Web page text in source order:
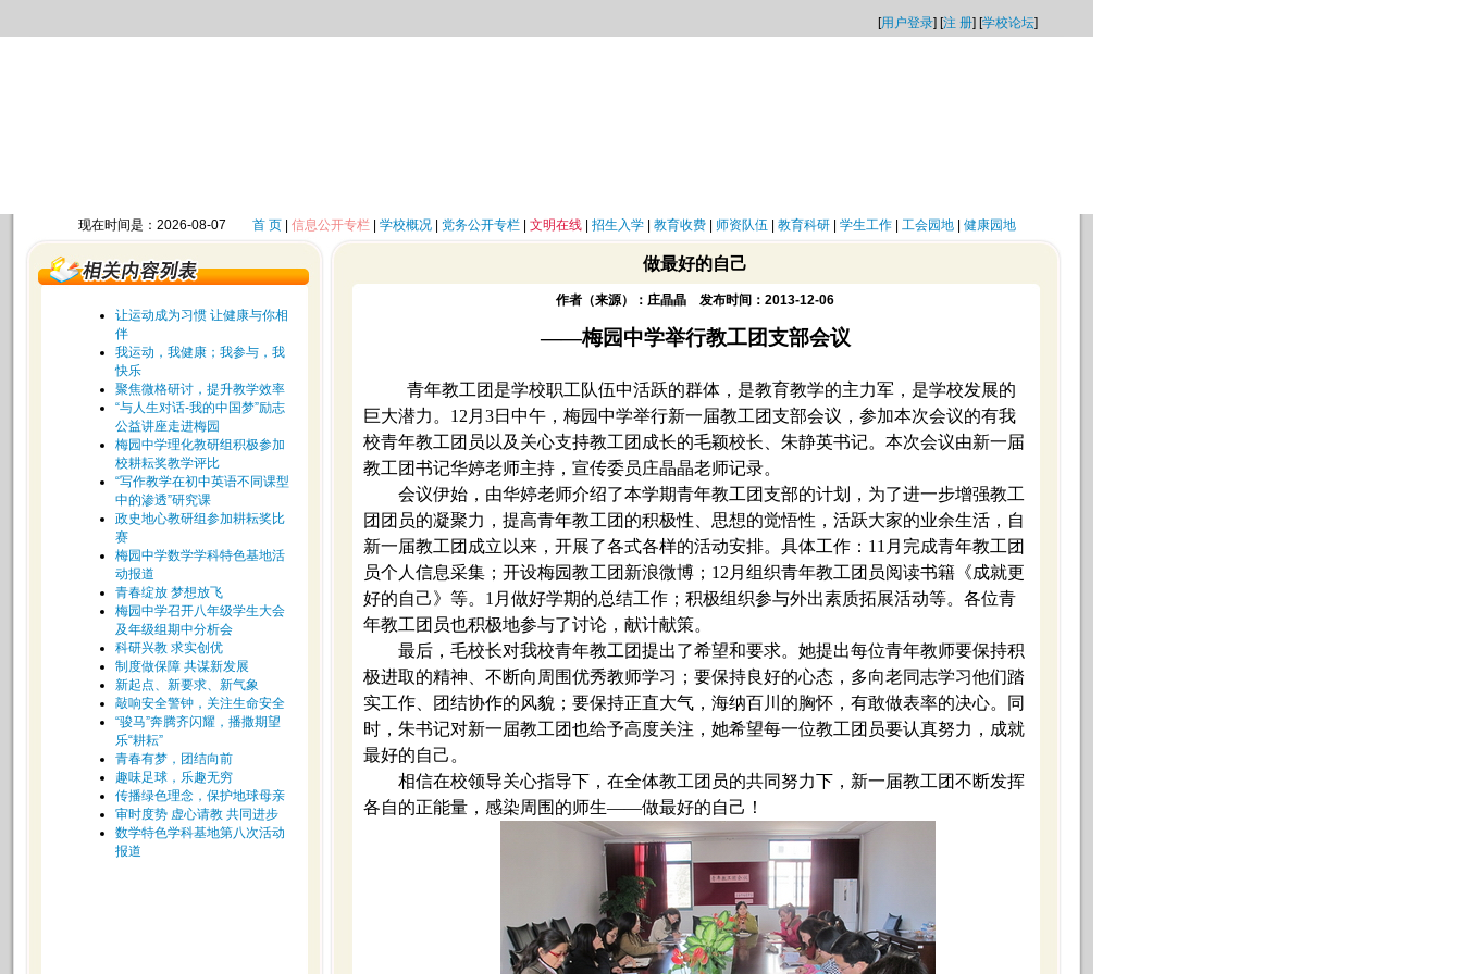
[用户登录] [注 册] [学校论坛]
现在时间是：2026-08-07 首 页| 信息公开专栏| 学校概况| 党务公开专栏| 文明在线| 招生入学| 教育收费| 师资队伍 教育科研| 学生工作| 工会园地| 健康园地
让运动成为习惯 让健康与你相
伴
我运动，我健康；我参与，我
快乐
聚焦微格研讨，提升教学效率
“与人生对话-我的中国梦”励志
公益讲座走进梅园
梅园中学理化教研组积极参加
校耕耘奖教学评比
“写作教学在初中英语不同课型
中的渗透”研究课
政史地心教研组参加耕耘奖比
赛
梅园中学数学学科特色基地活
动报道
青春绽放 梦想放飞
梅园中学召开八年级学生大会
及年级组期中分析会
科研兴教 求实创优
制度做保障 共谋新发展
新起点、新要求、新气象
敲响安全警钟，关注生命安全
“骏马”奔腾齐闪耀，播撒期望
乐“耕耘”
青春有梦，团结向前
趣味足球，乐趣无穷
传播绿色理念，保护地球母亲
审时度势 虚心请教 共同进步
数学特色学科基地第八次活动
报道
做最好的自己
作者（来源）：庄晶晶 发布时间：2013-12-06
——梅园中学举行教工团支部会议
青年教工团是学校职工队伍中活跃的群体，是教育教学的主力军，是学校发展的
巨大潜力。 12 月 3日中午，梅园中学举行新一届教工团支部会议，参加本次会议的有我
校青年教工团员以及关心支持教工团成长的毛颖校长、朱静英书记。本次会议由新一届
教工团书记华婷老师主持，宣传委员庄晶晶老师记录。
会议伊始，由华婷老师介绍了本学期青年教工团支部的计划，为了进一步增强教工
团团员的凝聚力，提高青年教工团的积极性、思想的觉悟性，活跃大家的业余生活，自
新一届教工团成立以来，开展了各式各样的活动安排。具体工作： 11 月完成青年教工团
员个人信息采集；开设梅园教工团新浪微博； 12 月组织青年教工团员阅读书籍《成就更
好的自己》等。 1 月做好学期的总结工作；积极组织参与外出素质拓展活动等。各位青
年教工团员也积极地参与了讨论，献计献策。
最后，毛校长对我校青年教工团提出了希望和要求。她提出每位青年教师要保持积
极进取的精神、不断向周围优秀教师学习；要保持良好的心态，多向老同志学习他们踏
实工作、团结协作的风貌；要保持正直大气，海纳百川的胸怀，有敢做表率的决心。同
时，朱书记对新一届教工团也给予高度关注，她希望每一位教工团员要认真努力，成就
最好的自己。
相信在校领导关心指导下，在全体教工团员的共同努力下，新一届教工团不断发挥
各自的正能量，感染周围的师生——做最好的自己！